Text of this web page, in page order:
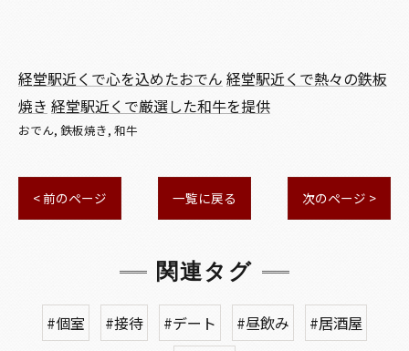
経堂駅近くで心を込めたおでん 経堂駅近くで熱々の鉄板
焼き 経堂駅近くで厳選した和牛を提供
おでん 鉄板焼き 和牛
< 前のページ 一覧に戻る 次のページ >
関連タグ
#個室 #接待 #デート #昼飲み
#居酒屋